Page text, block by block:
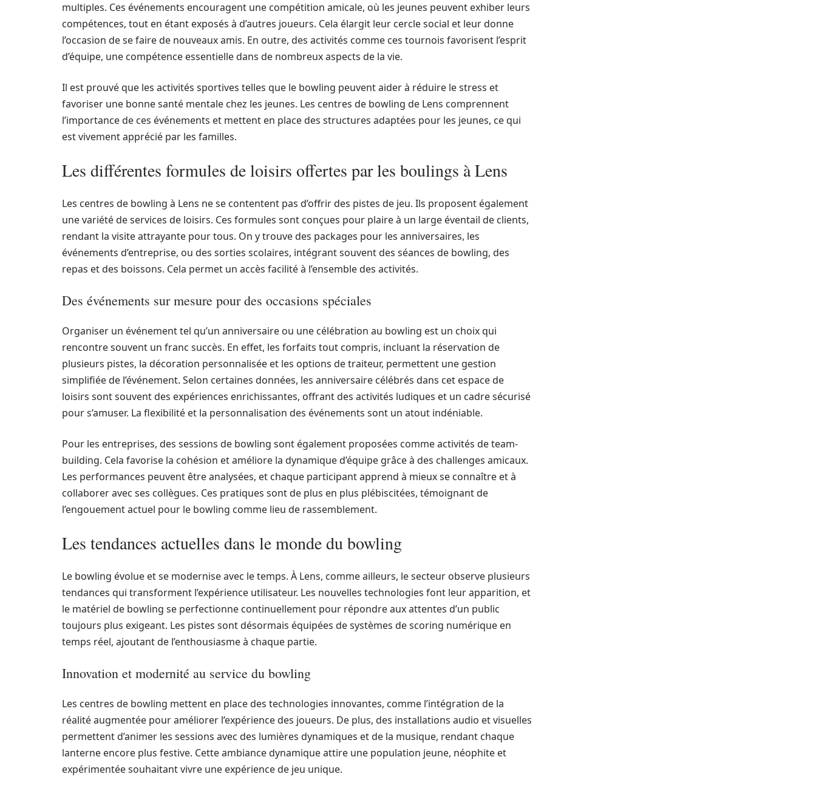
multiples. Ces événements encouragent une compétition amicale, où les jeunes peuvent exhiber leurs
compétences, tout en étant exposés à d’autres joueurs. Cela élargit leur cercle social et leur donne
l’occasion de se faire de nouveaux amis. En outre, des activités comme ces tournois favorisent l’esprit
d’équipe, une compétence essentielle dans de nombreux aspects de la vie.
Il est prouvé que les activités sportives telles que le bowling peuvent aider à réduire le stress et
favoriser une bonne santé mentale chez les jeunes. Les centres de bowling de Lens comprennent
l’importance de ces événements et mettent en place des structures adaptées pour les jeunes, ce qui
est vivement apprécié par les familles.
Les différentes formules de loisirs offertes par les boulings à Lens
Les centres de bowling à Lens ne se contentent pas d’offrir des pistes de jeu. Ils proposent également
une variété de services de loisirs. Ces formules sont conçues pour plaire à un large éventail de clients,
rendant la visite attrayante pour tous. On y trouve des packages pour les anniversaires, les
événements d’entreprise, ou des sorties scolaires, intégrant souvent des séances de bowling, des
repas et des boissons. Cela permet un accès facilité à l’ensemble des activités.
Des événements sur mesure pour des occasions spéciales
Organiser un événement tel qu’un anniversaire ou une célébration au bowling est un choix qui
rencontre souvent un franc succès. En effet, les forfaits tout compris, incluant la réservation de
plusieurs pistes, la décoration personnalisée et les options de traiteur, permettent une gestion
simplifiée de l’événement. Selon certaines données, les anniversaire célébrés dans cet espace de
loisirs sont souvent des expériences enrichissantes, offrant des activités ludiques et un cadre sécurisé
pour s’amuser. La flexibilité et la personnalisation des événements sont un atout indéniable.
Pour les entreprises, des sessions de bowling sont également proposées comme activités de team-
building. Cela favorise la cohésion et améliore la dynamique d’équipe grâce à des challenges amicaux.
Les performances peuvent être analysées, et chaque participant apprend à mieux se connaître et à
collaborer avec ses collègues. Ces pratiques sont de plus en plus plébiscitées, témoignant de
l’engouement actuel pour le bowling comme lieu de rassemblement.
Les tendances actuelles dans le monde du bowling
Le bowling évolue et se modernise avec le temps. À Lens, comme ailleurs, le secteur observe plusieurs
tendances qui transforment l’expérience utilisateur. Les nouvelles technologies font leur apparition, et
le matériel de bowling se perfectionne continuellement pour répondre aux attentes d’un public
toujours plus exigeant. Les pistes sont désormais équipées de systèmes de scoring numérique en
temps réel, ajoutant de l’enthousiasme à chaque partie.
Innovation et modernité au service du bowling
Les centres de bowling mettent en place des technologies innovantes, comme l’intégration de la
réalité augmentée pour améliorer l’expérience des joueurs. De plus, des installations audio et visuelles
permettent d’animer les sessions avec des lumières dynamiques et de la musique, rendant chaque
lanterne encore plus festive. Cette ambiance dynamique attire une population jeune, néophite et
expérimentée souhaitant vivre une expérience de jeu unique.